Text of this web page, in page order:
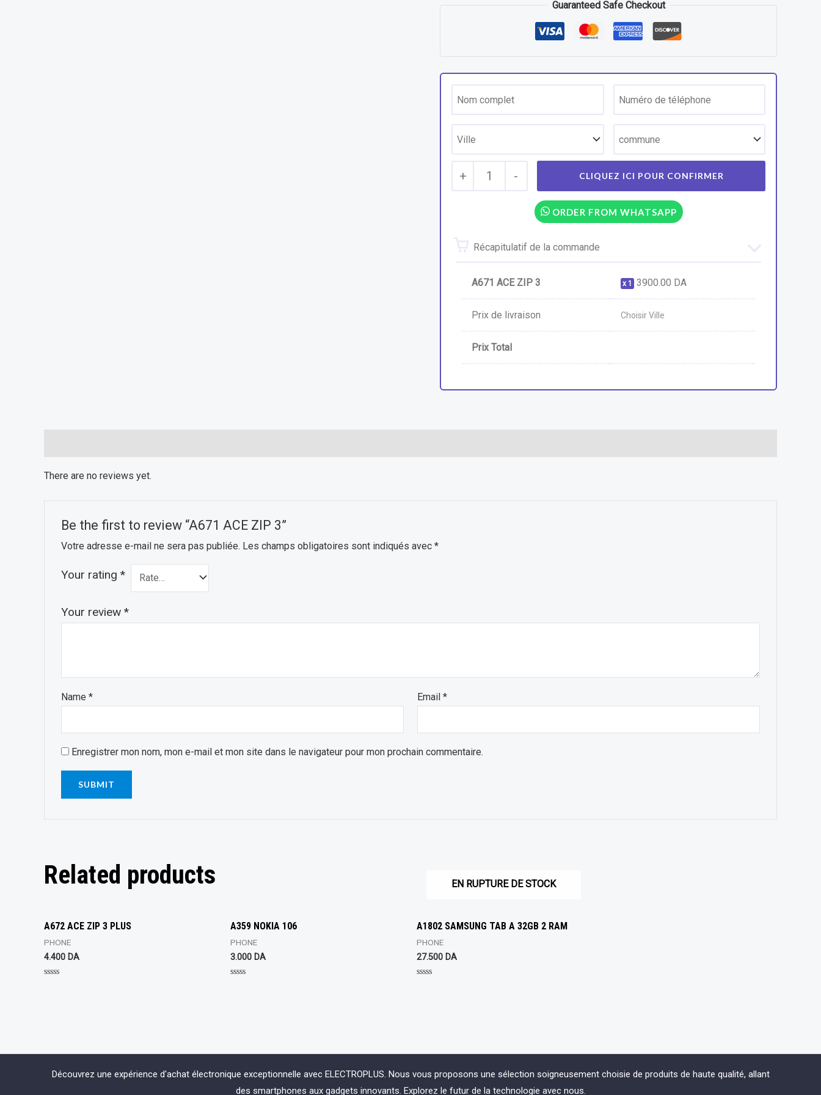
Guaranteed Safe Checkout
+ 1 -
ORDER FROM WHATSAPP
Récapitulatif de la commande
A671 ACE ZIP 3 1 3900.00 DA
Prix de livraison Choisir Ville
Prix Total
There are no reviews yet.
Be the first to review “A671 ACE ZIP 3”
Votre adresse e-mail ne sera pas publiée. Les champs obligatoires sont indiqués avec *
Your rating *
Your review *
Name * Email*
Enregistrer mon nom, mon e-mail et mon site dans le navigateur pour mon prochain commentaire.
Related products
A672 ACE ZIP 3 PLUS
PHONE
4.400 DA
A359 NOKIA 106
PHONE
3.000 DA
EN RUPTURE DE STOCK
A1802 SAMSUNG TAB A 32GB 2 RAM
PHONE
27.500 DA
Découvrez une expérience d'achat électronique exceptionnelle avec ELECTROPLUS. Nous vous proposons une sélection soigneusement choisie de produits de haute qualité, allant
des smartphones aux gadgets innovants. Explorez le futur de la technologie avec nous.